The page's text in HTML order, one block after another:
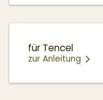
für Tencel
zur Anleitung